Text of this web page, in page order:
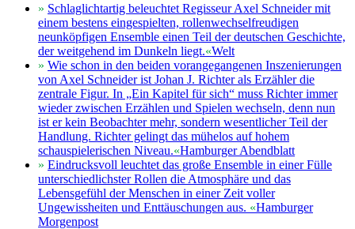
» Schlaglichtartig beleuchtet Regisseur Axel Schneider mit
einem bestens eingespielten, rollenwechselfreudigen
neunköpfigen Ensemble einen Teil der deutschen Geschichte,
der weitgehend im Dunkeln liegt.«Welt
» Wie schon in den beiden vorangegangenen Inszenierungen
von Axel Schneider ist Johan J. Richter als Erzähler die
zentrale Figur. In „Ein Kapitel für sich“ muss Richter immer
wieder zwischen Erzählen und Spielen wechseln, denn nun
ist er kein Beobachter mehr, sondern wesentlicher Teil der
Handlung. Richter gelingt das mühelos auf hohem
schauspielerischen Niveau.«Hamburger Abendblatt
» Eindrucksvoll leuchtet das große Ensemble in einer Fülle
unterschiedlichster Rollen die Atmosphäre und das
Lebensgefühl der Menschen in einer Zeit voller
Ungewissheiten und Enttäuschungen aus. «Hamburger
Morgenpost